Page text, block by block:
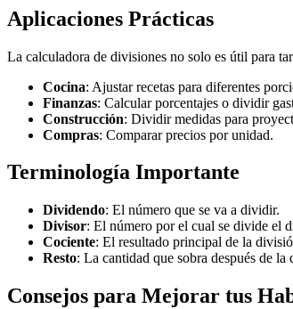
Aplicaciones Prácticas
La calculadora de divisiones no solo es útil para
Cocina: Ajustar recetas para diferentes
Finanzas: Calcular porcentajes o dividir
Construcción: Dividir medidas para
Compras: Comparar precios por unidad.
Terminología Importante
Dividendo: El número que se va a dividir.
Divisor: El número por el cual se divide el
Cociente: El resultado principal de la
Resto: La cantidad que sobra después de la
Consejos para Mejorar tus